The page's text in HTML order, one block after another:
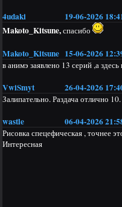
4udaki
19-06-2026
Makoto_Kitsune,спасибо
Makoto_Kitsune 15-06-2026
в анимэ заявлено 13 серий ,а
VwiSmyt 26-04-2026
Залипательно. Раздача отлично 10.
wastle 06-04-2026
Рисовка спецефическая , точнее
Интересная